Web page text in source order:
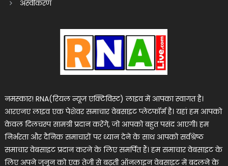
अस्वीकरण
नमस्कार! RNA(रियल न्यूज एक्टिविस्ट) लाइव में आपका स्वागत है।
आरएनए लाइव एक पेशेवर समाचार वेबसाइट प्लेटफॉर्म है। यहां हम आपको
केवल दिलचस्प सामग्री प्रदान करेंगे, जो आपको बहुत पसंद आएगी। हम
निर्भरता और दैनिक समाचारों पर ध्यान देने के साथ आपको सर्वश्रेष्ठ
समाचार वेबसाइट प्रदान करने के लिए समर्पित हैं। हम समाचार वेबसाइट के
लिए अपने जुनून को एक तेजी से बढ़ती ऑनलाइन वेबसाइट में बदलने के